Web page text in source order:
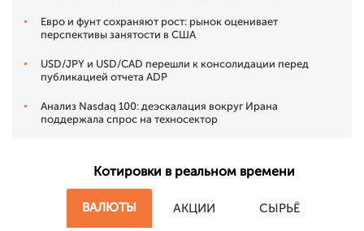
Евро и фунт сохраняют рост: рынок оценивает
перспективы занятости в США
USD/JPY и USD/CAD перешли к консолидации перед
публикацией отчета ADP
Анализ Nasdaq 100: деэскалация вокруг Ирана
поддержала спрос на техносектор
Котировки в реальном времени
ВАЛЮТЫ АКЦИИ СЫРЬЁ